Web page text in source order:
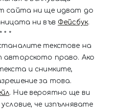
сайта ни ще идват до
ни във Фейсбук.
* * *
текстове на
право. Ако
и снимките,
за това.
. Ние вероятно ще ви
че изпълнявате